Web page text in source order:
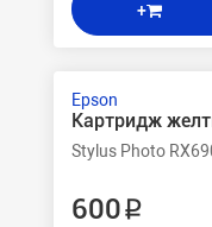
+
Epson
Картридж
Stylus Photo
600 ₽